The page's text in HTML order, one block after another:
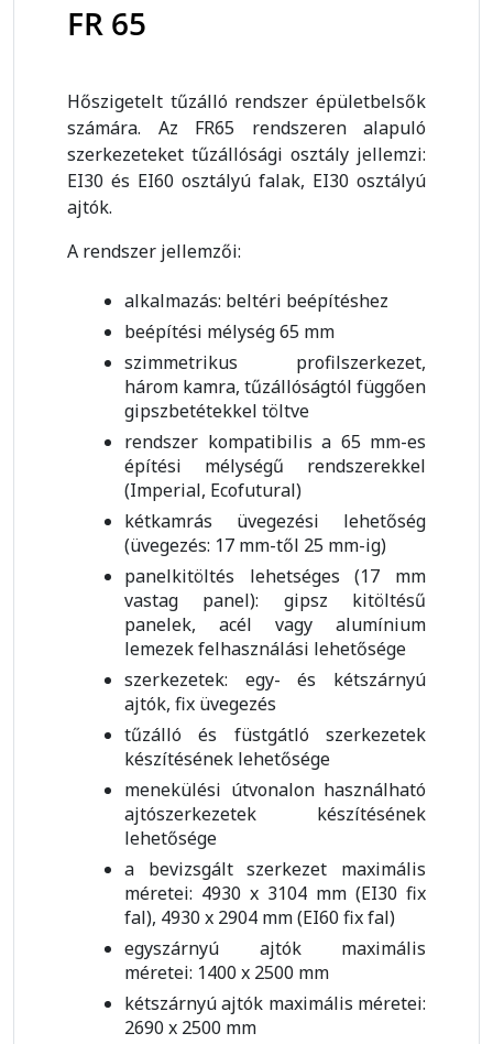
FR 65
Hőszigetelt tűzálló rendszer épületbelsők
számára. Az FR65 rendszeren alapuló
szerkezeteket tűzállósági osztály jellemzi:
EI30 és EI60 osztályú falak, EI30 osztályú
ajtók.
A rendszer jellemzői:
alkalmazás: beltéri beépítéshez
beépítési mélység 65 mm
szimmetrikus profilszerkezet,
három kamra, tűzállóságtól függően
gipszbetétekkel töltve
rendszer kompatibilis a 65 mm-es
építési mélységű rendszerekkel
(Imperial, Ecofutural)
kétkamrás üvegezési lehetőség
(üvegezés: 17 mm-től 25 mm-ig)
panelkitöltés lehetséges (17 mm
vastag panel): gipsz kitöltésű
panelek, acél vagy alumínium
lemezek felhasználási lehetősége
szerkezetek: egy- és kétszárnyú
ajtók, fix üvegezés
tűzálló és füstgátló szerkezetek
készítésének lehetősége
menekülési útvonalon használható
ajtószerkezetek készítésének
lehetősége
a bevizsgált szerkezet maximális
méretei: 4930 x 3104 mm (EI30 fix
fal), 4930 x 2904 mm (EI60 fix fal)
egyszárnyú ajtók maximális
méretei: 1400 x 2500 mm
kétszárnyú ajtók maximális méretei:
2690 x 2500 mm